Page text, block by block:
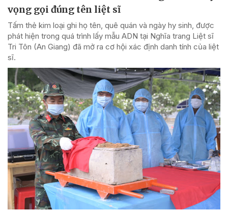
vọng gọi đúng tên liệt sĩ
Tấm thẻ kim loại ghi họ tên, quê quán và ngày hy sinh, được
phát hiện trong quá trình lấy mẫu ADN tại Nghĩa trang Liệt sĩ
Tri Tôn (An Giang) đã mở ra cơ hội xác định danh tính của liệt
sĩ.